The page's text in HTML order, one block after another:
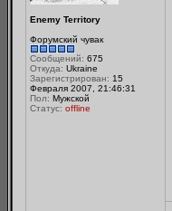
Enemy Territory
Форумский чувак
Сообщений: 675
Откуда: Ukraine
Зарегистрирован: 15
Февраля 2007, 21:46:31
Пол: Мужской
Статус: offline